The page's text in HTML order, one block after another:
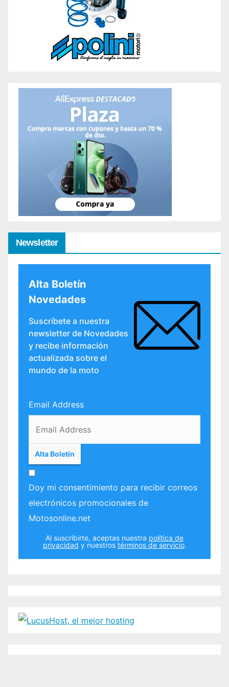
Newsletter
Alta Boletín
Novedades
Suscríbete a nuestra
newsletter de Novedades
y recibe información
actualizada sobre el
mundo de la moto
Email Address
Doy mi consentimiento para recibir correos
electrónicos promocionales de
Motosonline.net
Al suscribirte, aceptas nuestra política de
privacidad y nuestros términos de servicio.